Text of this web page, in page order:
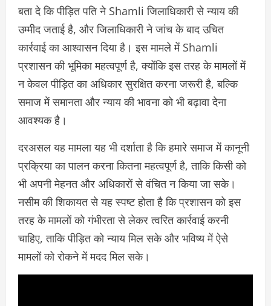
बता दे कि पीड़ित पति ने Shamli जिलाधिकारी से न्याय की
उम्मीद जताई है, और जिलाधिकारी ने जांच के बाद उचित
कार्रवाई का आश्वासन दिया है। इस मामले में Shamli
प्रशासन की भूमिका महत्वपूर्ण है, क्योंकि इस तरह के मामलों में
न केवल पीड़ित का अधिकार सुरक्षित करना जरूरी है, बल्कि
समाज में समानता और न्याय की भावना को भी बढ़ावा देना
आवश्यक है।
दरअसल यह मामला यह भी दर्शाता है कि हमारे समाज में कानूनी
प्रक्रिया का पालन करना कितना महत्वपूर्ण है, ताकि किसी को
भी अपनी मेहनत और अधिकारों से वंचित न किया जा सके।
नसीम की शिकायत से यह स्पष्ट होता है कि प्रशासन को इस
तरह के मामलों को गंभीरता से लेकर त्वरित कार्रवाई करनी
चाहिए, ताकि पीड़ित को न्याय मिल सके और भविष्य में ऐसे
मामलों को रोकने में मदद मिल सके।